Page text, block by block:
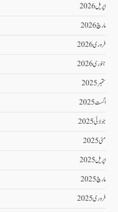
اپریل 2026
مارچ 2026
فروری 2026
جنوری 2026
ستمبر 2025
اگست 2025
جولائی 2025
مئی 2025
اپریل 2025
مارچ 2025
فروری 2025